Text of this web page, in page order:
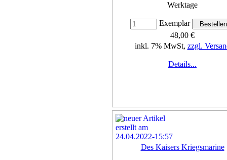
Werktage
Exemplar
48,00 €
inkl. 7% MwSt, zzgl.
Details...
Des Kaisers Kriegsmarine